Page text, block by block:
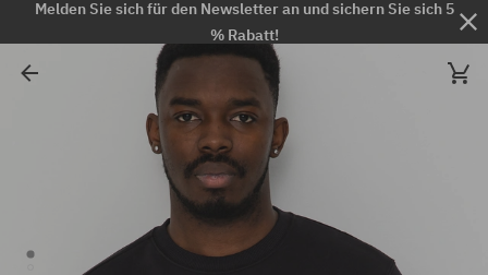
Melden Sie sich für den Newsletter an und sichern Sie sich 5
% Rabatt!